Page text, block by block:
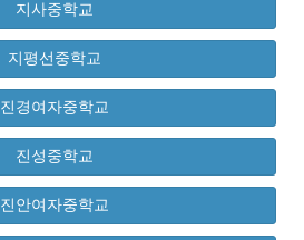
지사중학교
지평선중학교
진경여자중학교
진성중학교
진안여자중학교